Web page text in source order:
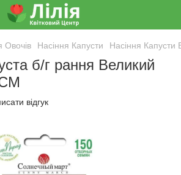
Овочів Насіння Капусти Насіння Капусти
б/г рання Великий
відгук